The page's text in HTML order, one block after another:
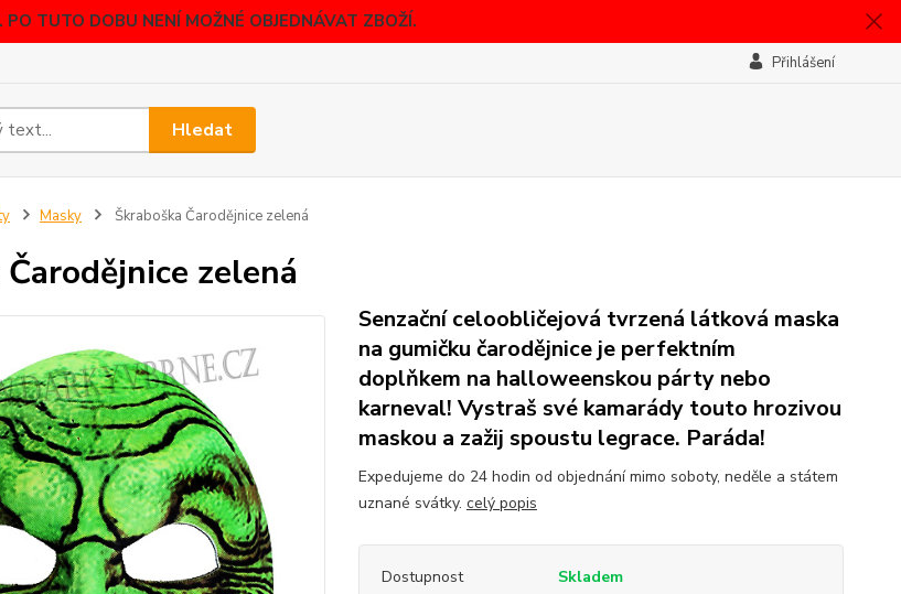
PO TUTO DOBU NENÍ MOŽNÉ OBJEDNÁVAT ZBOŽÍ.
Přihlášení
Hledat
Masky Škraboška Čarodějnice zelená
zelená
Senzační celoobličejová tvrzená látková maska
na gumičku čarodějnice je perfektním
doplňkem na halloweenskou párty nebo
karneval! Vystraš své kamarády touto hrozivou
maskou a zažij spoustu legrace. Paráda!
Expedujeme do 24 hodin od objednání mimo soboty, neděle a státem
uznané svátky. celý popis
Dostupnost Skladem